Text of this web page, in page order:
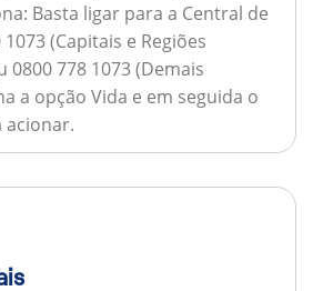
Basta ligar para a Central de
(Capitais e Regiões
778 1073 (Demais
a opção Vida e em seguida o
acionar.